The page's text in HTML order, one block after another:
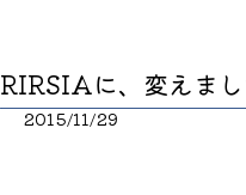
RIRSIAに、変えまし
2015/11/29